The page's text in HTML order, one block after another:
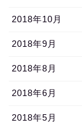
2018年10月
2018年9月
2018年8月
2018年6月
2018年5月